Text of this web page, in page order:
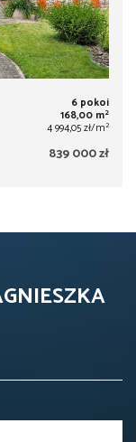
6 pokoi
168,00 m2
4 994,05 zł/m2
839 000 zł